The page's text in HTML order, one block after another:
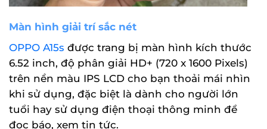
Màn hình giải trí sắc nét
OPPO A15s được trang bị màn hình kích thước
6.52 inch, độ phân giải HD+ (720 x 1600 Pixels)
trên nền màu IPS LCD cho bạn thoải mái nhìn
khi sử dụng, đặc biệt là dành cho người lớn
tuổi hay sử dụng điện thoại thông minh để
đọc báo, xem tin tức.